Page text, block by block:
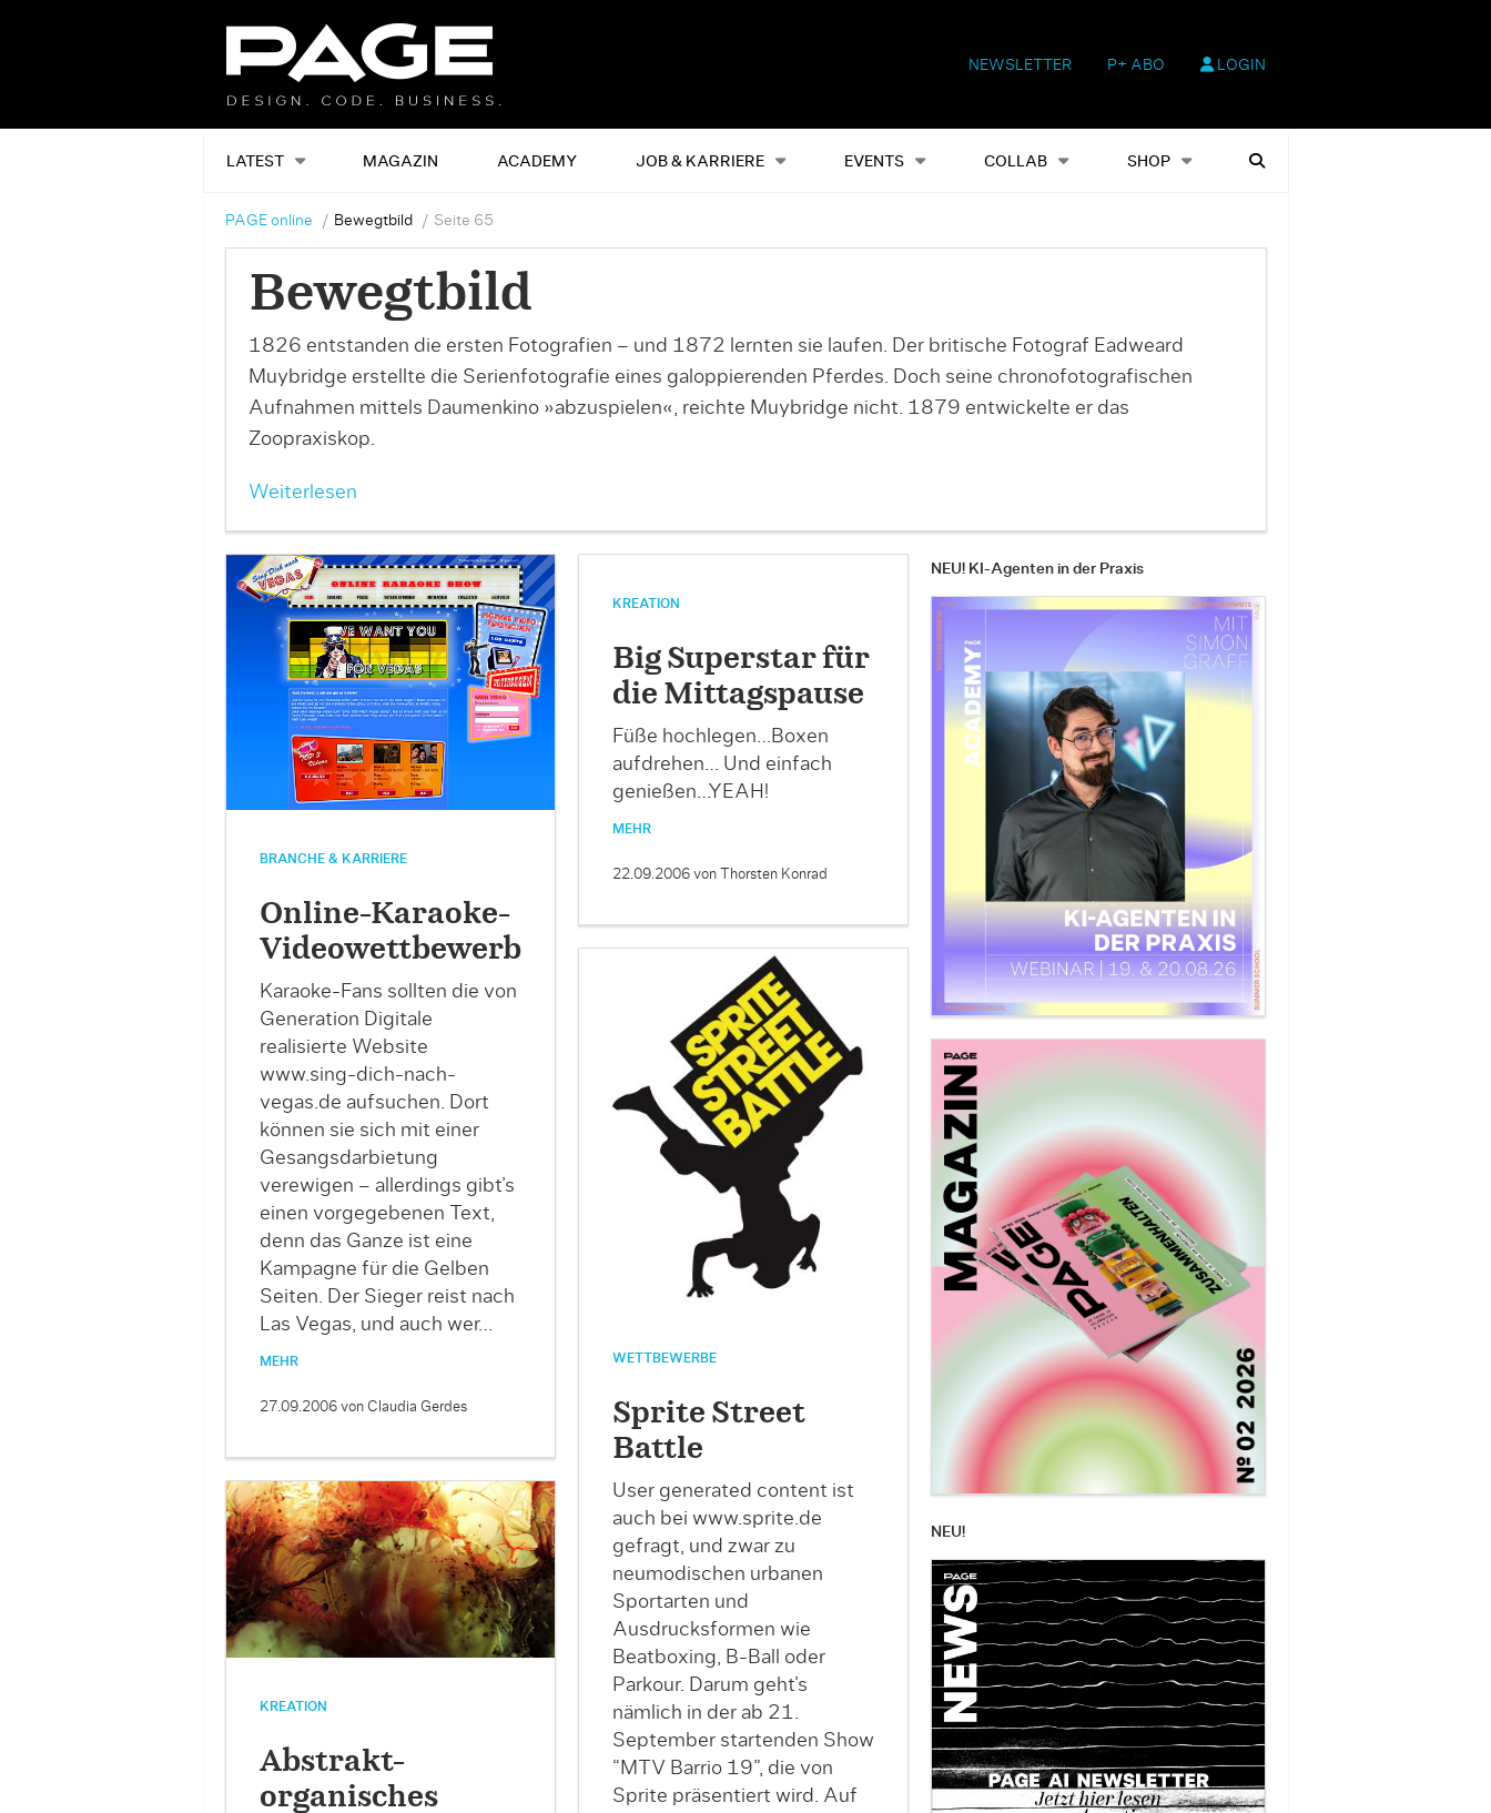
NEWSLETTER P+ ABO LOGIN
LATEST MAGAZIN ACADEMY JOB & KARRIERE EVENTS COLLAB SHOP
Alles Events Shop Heftausgaben Suchen
PAGE online Bewegtbild Seite 65
Bewegtbild
1826 entstanden die ersten Fotografien – und 1872 lernten sie laufen. Der britische Fotograf Eadweard
Muybridge erstellte die Serienfotografie eines galoppierenden Pferdes. Doch seine chronofotografischen
Aufnahmen mittels Daumenkino »abzuspielen«, reichte Muybridge nicht. 1879 entwickelte er das
Zoopraxiskop.
Weiterlesen
BRANCHE & KARRIERE
Online-Karaoke-
Videowettbewerb
Karaoke-Fans sollten die von
Generation Digitale
realisierte Website
www.sing-dich-nach-
vegas.de aufsuchen. Dort
können sie sich mit einer
Gesangsdarbietung
verewigen – allerdings gibt’s
einen vorgegebenen Text,
denn das Ganze ist eine
Kampagne für die Gelben
Seiten. Der Sieger reist nach
Las Vegas, und auch wer…
MEHR
27.09.2006 von Claudia Gerdes
KREATION
Abstrakt-
organisches
KREATION
Big Superstar für
die Mittagspause
Füße hochlegen…Boxen
aufdrehen… Und einfach
genießen…YEAH!
MEHR
22.09.2006 von Thorsten Konrad
WETTBEWERBE
Sprite Street
Battle
User generated content ist
auch bei www.sprite.de
gefragt, und zwar zu
neumodischen urbanen
Sportarten und
Ausdrucksformen wie
Beatboxing, B-Ball oder
Parkour. Darum geht’s
nämlich in der ab 21.
September startenden Show
“MTV Barrio 19”, die von
Sprite präsentiert wird. Auf
NEU! KI-Agenten in der Praxis
NEU!